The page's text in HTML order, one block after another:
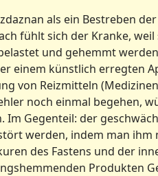
als ein Bestreben
fühlt sich der Kranke,
und gehemmt
einem künstlich erregten
von Reizmitteln
noch einmal begehen,
Gegenteil: der
werden, indem man
des Fastens und der
Produkten